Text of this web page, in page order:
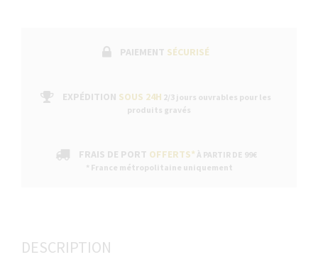
PAIEMENT SÉCURISÉ
EXPÉDITION SOUS 24H 2/3 jours ouvrables pour les
produits gravés
FRAIS DE PORT OFFERTS* À PARTIR DE 99€
* France métropolitaine uniquement
DESCRIPTION